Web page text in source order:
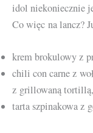
idol niekoniecznie
Co więc na lancz?
krem brokulowy z
chili con carne z
z grillowaną
tarta szpinakowa z